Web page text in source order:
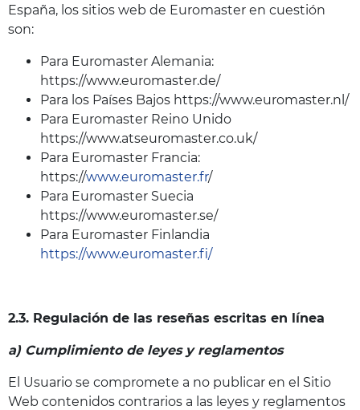
España, los sitios web de Euromaster en cuestión
son:
Para Euromaster Alemania:
https://www.euromaster.de/
Para los Países Bajos https://www.euromaster.nl/
Para Euromaster Reino Unido
https://www.atseuromaster.co.uk/
Para Euromaster Francia:
https://www.euromaster.fr/
Para Euromaster Suecia
https://www.euromaster.se/
Para Euromaster Finlandia
https://www.euromaster.fi/
2.3. Regulación de las reseñas escritas en línea
a) Cumplimiento de leyes y reglamentos
El Usuario se compromete a no publicar en el Sitio
Web contenidos contrarios a las leyes y reglamentos